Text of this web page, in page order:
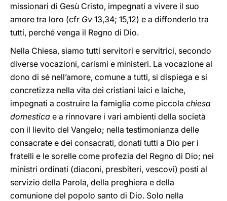
missionari di Gesù Cristo, impegnati a vivere il suo
amore tra loro (cfr Gv 13,34; 15,12) e a diffonderlo tra
tutti, perché venga il Regno di Dio.
Nella Chiesa, siamo tutti servitori e servitrici, secondo
diverse vocazioni, carismi e ministeri. La vocazione al
dono di sé nell’amore, comune a tutti, si dispiega e si
concretizza nella vita dei cristiani laici e laiche,
impegnati a costruire la famiglia come piccola chiesa
domestica e a rinnovare i vari ambienti della società
con il lievito del Vangelo; nella testimonianza delle
consacrate e dei consacrati, donati tutti a Dio per i
fratelli e le sorelle come profezia del Regno di Dio; nei
ministri ordinati (diaconi, presbiteri, vescovi) posti al
servizio della Parola, della preghiera e della
comunione del popolo santo di Dio. Solo nella